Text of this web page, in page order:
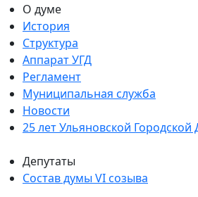
О думе
История
Структура
Аппарат УГД
Регламент
Муниципальная служба
Новости
25 лет Ульяновской Городской
Депутаты
Состав думы VI созыва